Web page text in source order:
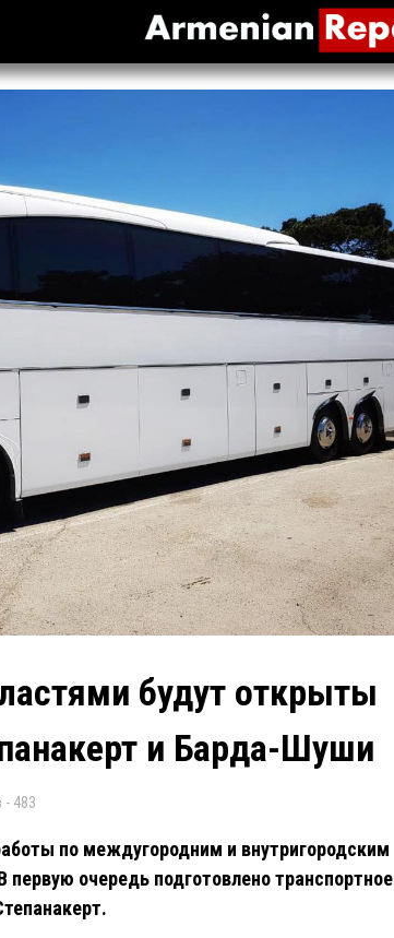
будут открыты
и Барда-Шуши
483
по междугородним и внутригородским
очередь подготовлено транспортное